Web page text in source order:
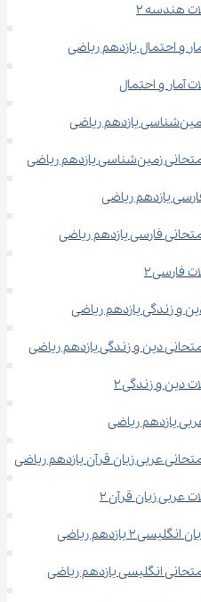
هندسه ۲
و احتمال یازدهم ریاضی
آمار و احتمال
ریاضی
یازدهم ریاضی
یازدهم ریاضی
فارسی یازدهم ریاضی
فارسی ۲
و زندگی یازدهم ریاضی
دین و زندگی یازدهم ریاضی
دین و زندگی ۲
یازدهم ریاضی
عربی زبان قرآن یازدهم ریاضی
عربی زبان قرآن ۲
۲ یازدهم ریاضی
انگلیسی یازدهم ریاضی